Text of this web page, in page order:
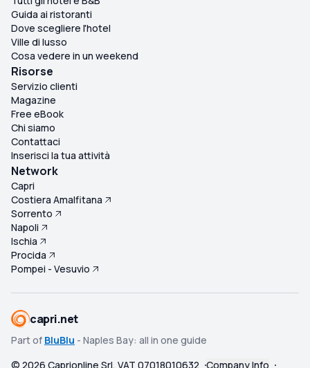
Guida ai ristoranti
Dove scegliere l'hotel
Ville di lusso
Cosa vedere in un weekend
Risorse
Servizio clienti
Magazine
Free eBook
Chi siamo
Contattaci
Inserisci la tua attività
Network
Capri
Costiera Amalfitana
Sorrento
Napoli
Ischia
Procida
Pompei - Vesuvio
capri.net
Part of BluBlu - Naples Bay: all in one guide
© 2026 Caprionline Srl, VAT 07018010632 Company Info